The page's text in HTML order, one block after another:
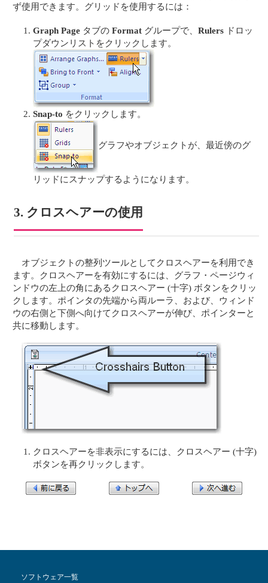
ず使用できます。グリッドを使用するには：
Graph Page タブの Format グループで、 Rulers ドロッ
プダウンリストをクリックします。
Snap-to をクリックします。
グラフやオブジェクトが、最近傍のグ
リッドにスナップするようになります。
3. クロスヘアーの使用
オブジェクトの整列ツールとしてクロスヘアーを利用でき
ます。クロスヘアーを有効にするには、グラフ・ページウィ
ンドウの左上の角にあるクロスヘアー (十字) ボタンをクリッ
クします。ポインタの先端から両ルーラ、および、ウィンド
ウの右側と下側へ向けてクロスヘアーが伸び、ポインターと
共に移動します。
クロスヘアーを非表示にするには、クロスヘアー (十字)
ボタンを再クリックします。
ソフトウェア一覧